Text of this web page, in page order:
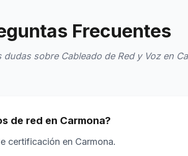
Frecuentes
dudas sobre Cableado de Red y Voz en
de red en Carmona?
certificación en Carmona.